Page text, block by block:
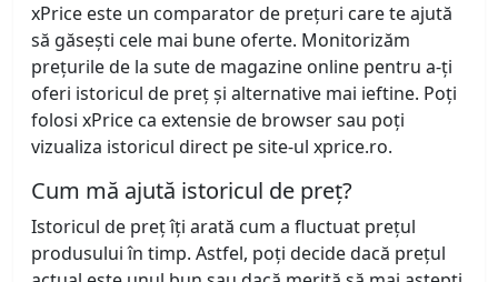
xPrice este un comparator de prețuri care te ajută
să găsești cele mai bune oferte. Monitorizăm
prețurile de la sute de magazine online pentru a-ți
oferi istoricul de preț și alternative mai ieftine. Poți
folosi xPrice ca extensie de browser sau poți
vizualiza istoricul direct pe site-ul xprice.ro.
Cum mă ajută istoricul de preț?
Istoricul de preț îți arată cum a fluctuat prețul
produsului în timp. Astfel, poți decide dacă prețul